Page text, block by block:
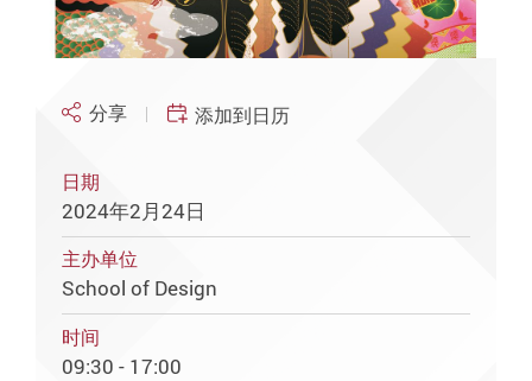
分享 添加到日历
日期
2024年2月24日
主办单位
School of Design
时间
09:30 - 17:00